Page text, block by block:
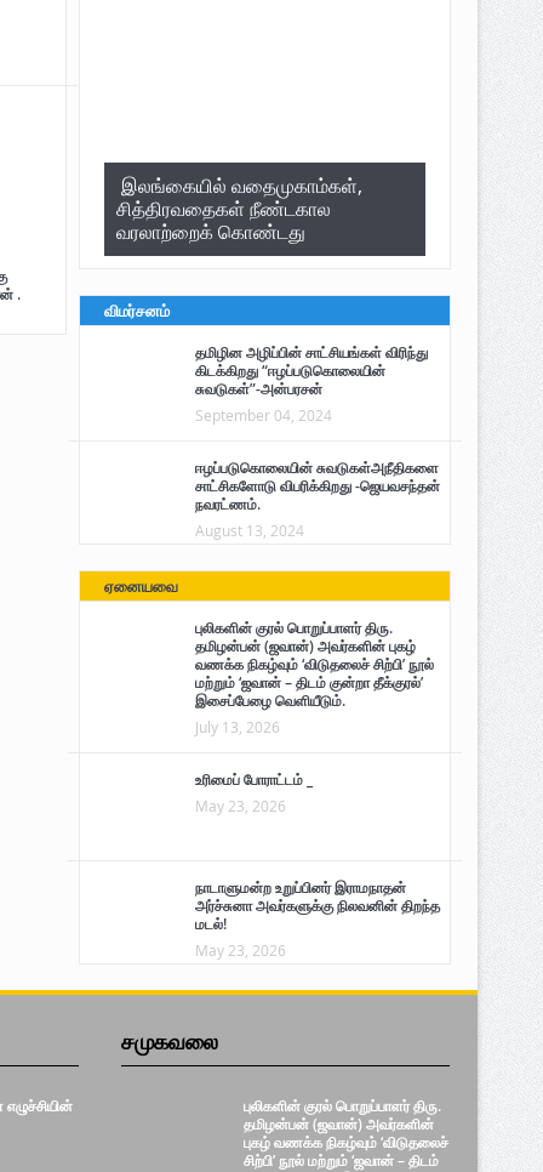
.
இலங்கையில் வதைமுகாம்கள்,
சித்திரவதைகள் நீண்டகால
வரலாற்றைக் கொண்டது
விமர்சனம்
தமிழின அழிப்பின் சாட்சியங்கள் விரிந்து
கிடக்கிறது “ஈழப்படுகொலையின்
சுவடுகள்”-அன்பரசன்
September 04, 2024
ஈழப்படுகொலையின் சுவடுகள்அநீதிகளை
சாட்சிகளோடு விபரிக்கிறது -ஜெயவசந்தன்
நவரட்ணம்.
August 13, 2024
ஏனையவை
புலிகளின் குரல் பொறுப்பாளர் திரு.
தமிழன்பன் (ஜவான்) அவர்களின் புகழ்
வணக்க நிகழ்வும் ‘விடுதலைச் சிற்பி’ நூல்
மற்றும் ‘ஜவான் – திடம் குன்றா தீக்குரல்’
இசைப்பேழை வெளியீடும்.
July 13, 2026
உரிமைப் போராட்டம் _
May 23, 2026
நாடாளுமன்ற உறுப்பினர் இராமநாதன்
அர்ச்சுனா அவர்களுக்கு நிலவனின் திறந்த
மடல்!
May 23, 2026
சமுகவலை
புலிகளின் குரல் பொறுப்பாளர் திரு.
தமிழன்பன் (ஜவான்) அவர்களின்
புகழ் வணக்க நிகழ்வும் ‘விடுதலைச்
சிற்பி’ நூல் மற்றும் ‘ஜவான் – திடம்